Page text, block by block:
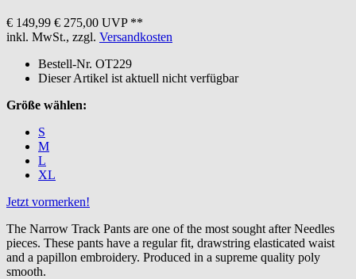
€ 149,99 € 275,00 UVP **
inkl. MwSt., zzgl. Versandkosten
Bestell-Nr. OT229
Dieser Artikel ist aktuell nicht verfügbar
Größe wählen:
S
M
L
XL
Jetzt vormerken!
The Narrow Track Pants are one of the most sought after Needles
pieces. These pants have a regular fit, drawstring elasticated waist
and a papillon embroidery. Produced in a supreme quality poly
smooth.